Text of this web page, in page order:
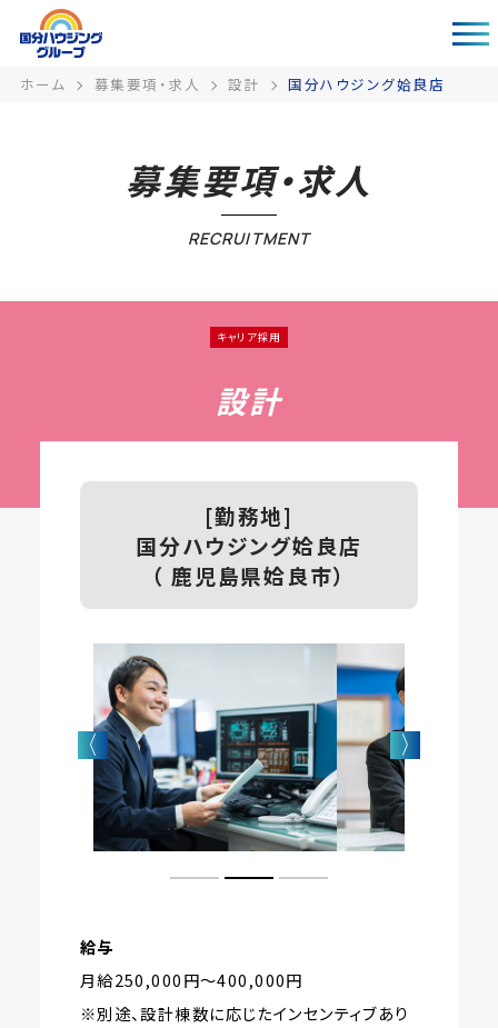
ホーム 募集要項・求人 設計 国分ハウジング姶良店
募集要項・求人
RECRUITMENT
キャリア採用
設計
[勤務地]
国分ハウジング姶良店
（ 鹿児島県姶良市）
給与
月給250,000円〜400,000円
※別途、設計棟数に応じたインセンティブあり